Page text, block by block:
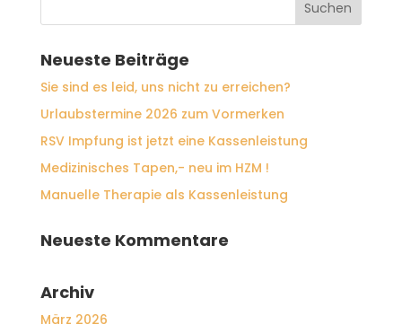
Neueste Beiträge
Sie sind es leid, uns nicht zu erreichen?
Urlaubstermine 2026 zum Vormerken
RSV Impfung ist jetzt eine Kassenleistung
Medizinisches Tapen,- neu im HZM !
Manuelle Therapie als Kassenleistung
Neueste Kommentare
Archiv
März 2026